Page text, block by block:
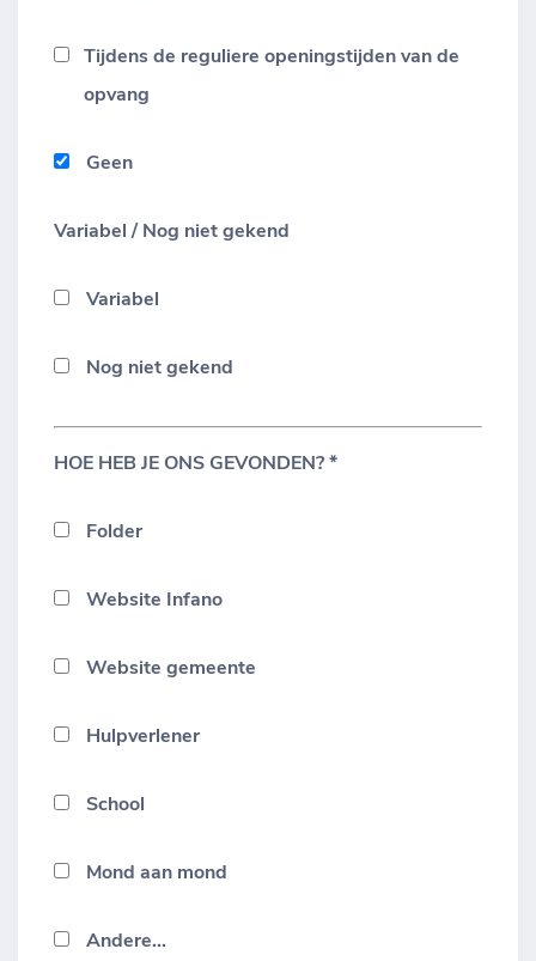
Tijdens de reguliere openingstijden van de
opvang
Geen
Variabel / Nog niet gekend
Variabel
Nog niet gekend
HOE HEB JE ONS GEVONDEN? *
Folder
Website Infano
Website gemeente
Hulpverlener
School
Mond aan mond
Andere...